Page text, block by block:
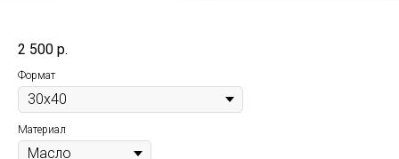
2 500 р.
Формат
Материал